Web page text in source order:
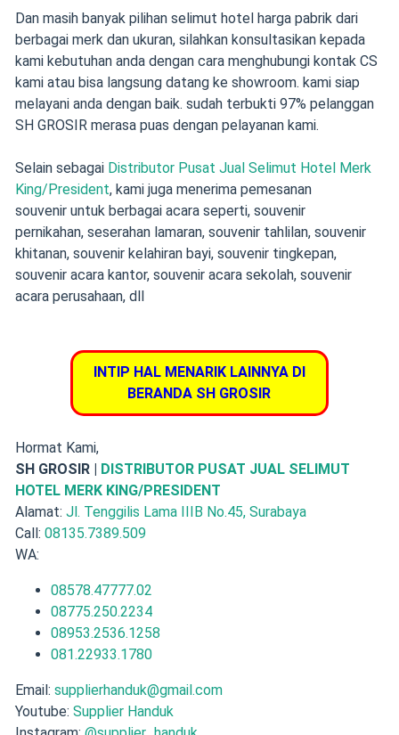
Dan masih banyak pilihan selimut hotel harga pabrik dari
berbagai merk dan ukuran, silahkan konsultasikan kepada
kami kebutuhan anda dengan cara menghubungi kontak CS
kami atau bisa langsung datang ke showroom. kami siap
melayani anda dengan baik. sudah terbukti 97% pelanggan
SH GROSIR merasa puas dengan pelayanan kami.
Selain sebagai Distributor Pusat Jual Selimut Hotel Merk
King/President, kami juga menerima pemesanan
souvenir untuk berbagai acara seperti, souvenir
pernikahan, seserahan lamaran, souvenir tahlilan, souvenir
khitanan, souvenir kelahiran bayi, souvenir tingkepan,
souvenir acara kantor, souvenir acara sekolah, souvenir
acara perusahaan, dll
INTIP HAL MENARIK LAINNYA DI
BERANDA SH GROSIR
Hormat Kami,
SH GROSIR |
DISTRIBUTOR PUSAT JUAL SELIMUT
HOTEL MERK KING/PRESIDENT
Alamat: Jl. Tenggilis Lama IIIB No.45, Surabaya
Call: 08135.7389.509
WA:
08578.47777.02
08775.250.2234
08953.2536.1258
081.22933.1780
Email: supplierhanduk@gmail.com
Youtube: Supplier Handuk